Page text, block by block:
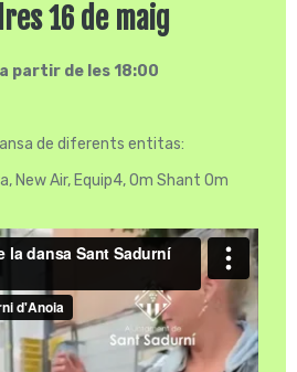
16 de maig
partir de les 18:00
de diferents entitas:
New Air, Equip4, Om Shant Om